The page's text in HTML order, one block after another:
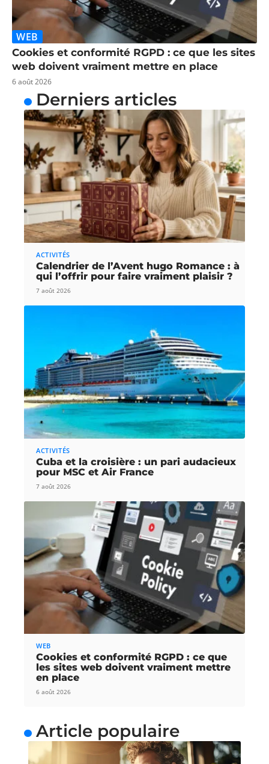
WEB
Cookies et conformité RGPD : ce que les sites
web doivent vraiment mettre en place
6 août 2026
Derniers articles
ACTIVITÉS
Calendrier de l’Avent hugo Romance : à
qui l’offrir pour faire vraiment plaisir ?
7 août 2026
ACTIVITÉS
Cuba et la croisière : un pari audacieux
pour MSC et Air France
7 août 2026
WEB
Cookies et conformité RGPD : ce que
les sites web doivent vraiment mettre
en place
6 août 2026
Article populaire